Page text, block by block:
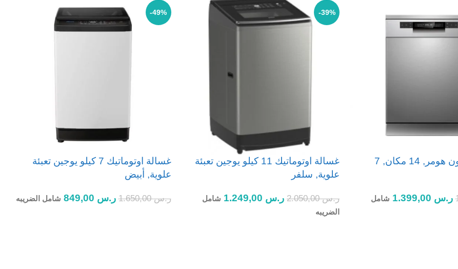
غسالة الصحون هومر, 14 مكان, 7
ر.س
شامل
-39%
غسالة اوتوماتيك 11 كيلو يوجين تعبئة
علوية, سلفر
ر.س2.050,00 ر.س
شامل
الضريبه
-49%
غسالة اوتوماتيك 7 كيلو يوجين تعبئة
علوية, أبيض
ر.س1.650,00 ر.س شامل الضريبه